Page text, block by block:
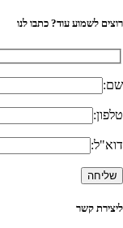
לשמוע עוד? כתבו לנו
קשר